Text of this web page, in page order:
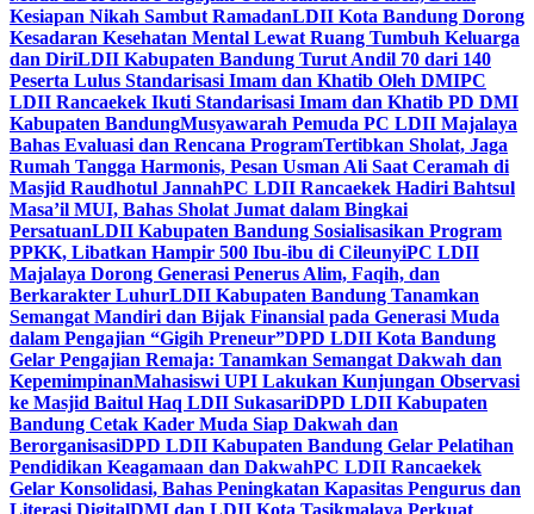
Kesiapan Nikah Sambut RamadanLDII Kota Bandung Dorong
Kesadaran Kesehatan Mental Lewat Ruang Tumbuh Keluarga
dan DiriLDII Kabupaten Bandung Turut Andil 70 dari 140
Peserta Lulus Standarisasi Imam dan Khatib Oleh DMIPC
LDII Rancaekek Ikuti Standarisasi Imam dan Khatib PD DMI
Kabupaten BandungMusyawarah Pemuda PC LDII Majalaya
Bahas Evaluasi dan Rencana ProgramTertibkan Sholat, Jaga
Rumah Tangga Harmonis, Pesan Usman Ali Saat Ceramah di
Masjid Raudhotul JannahPC LDII Rancaekek Hadiri Bahtsul
Masa’il MUI, Bahas Sholat Jumat dalam Bingkai
PersatuanLDII Kabupaten Bandung Sosialisasikan Program
PPKK, Libatkan Hampir 500 Ibu-ibu di CileunyiPC LDII
Majalaya Dorong Generasi Penerus Alim, Faqih, dan
Berkarakter LuhurLDII Kabupaten Bandung Tanamkan
Semangat Mandiri dan Bijak Finansial pada Generasi Muda
dalam Pengajian “Gigih Preneur”DPD LDII Kota Bandung
Gelar Pengajian Remaja: Tanamkan Semangat Dakwah dan
KepemimpinanMahasiswi UPI Lakukan Kunjungan Observasi
ke Masjid Baitul Haq LDII SukasariDPD LDII Kabupaten
Bandung Cetak Kader Muda Siap Dakwah dan
BerorganisasiDPD LDII Kabupaten Bandung Gelar Pelatihan
Pendidikan Keagamaan dan DakwahPC LDII Rancaekek
Gelar Konsolidasi, Bahas Peningkatan Kapasitas Pengurus dan
Literasi DigitalDMI dan LDII Kota Tasikmalaya Perkuat